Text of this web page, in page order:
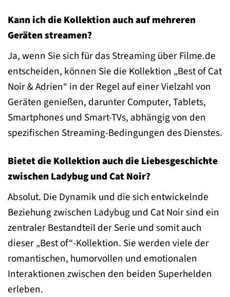
Kann ich die Kollektion auch auf mehreren
Geräten streamen?
Ja, wenn Sie sich für das Streaming über Filme.de
entscheiden, können Sie die Kollektion „Best of Cat
Noir & Adrien“ in der Regel auf einer Vielzahl von
Geräten genießen, darunter Computer, Tablets,
Smartphones und Smart-TVs, abhängig von den
spezifischen Streaming-Bedingungen des Dienstes.
Bietet die Kollektion auch die Liebesgeschichte
zwischen Ladybug und Cat Noir?
Absolut. Die Dynamik und die sich entwickelnde
Beziehung zwischen Ladybug und Cat Noir sind ein
zentraler Bestandteil der Serie und somit auch
dieser „Best of“-Kollektion. Sie werden viele der
romantischen, humorvollen und emotionalen
Interaktionen zwischen den beiden Superhelden
erleben.